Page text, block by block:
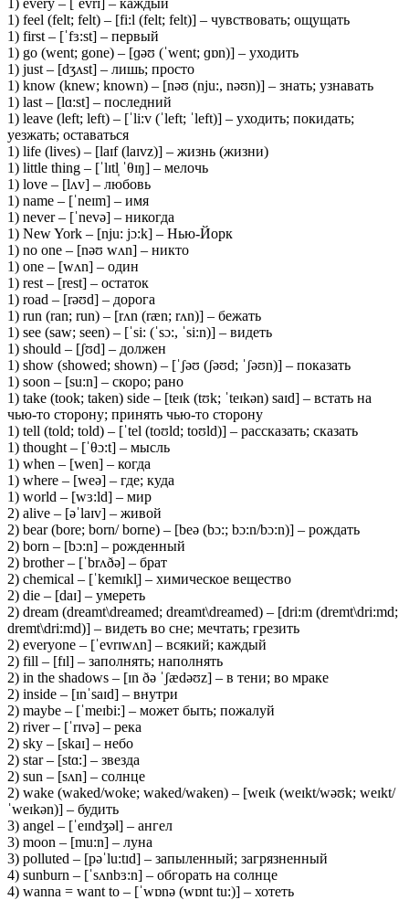
1) feel (felt; felt) – [fi:l (felt; felt)] – чувствовать; ощущать
1) first – [ˈfɜ:st] – первый
1) go (went; gone) – [ɡəʊ (ˈwent; ɡɒn)] – уходить
1) just – [dʒʌst] – лишь; просто
1) know (knew; known) – [nəʊ (nju:, nəʊn)] – знать; узнавать
1) last – [lɑ:st] – последний
1) leave (left; left) – [ˈli:v (ˈleft; ˈleft)] – уходить; покидать;
уезжать; оставаться
1) life (lives) – [laɪf (laɪvz)] – жизнь (жизни)
1) little thing – [ˈlɪtl̩ ˈθɪŋ] – мелочь
1) love – [lʌv] – любовь
1) name – [ˈneɪm] – имя
1) never – [ˈnevə] – никогда
1) New York – [nju: jɔ:k] – Нью-Йорк
1) no one – [nəʊ wʌn] – никто
1) one – [wʌn] – один
1) rest – [rest] – остаток
1) road – [rəʊd] – дорога
1) run (ran; run) – [rʌn (ræn; rʌn)] – бежать
1) see (saw; seen) – [ˈsi: (ˈsɔ:, ˈsi:n)] – видеть
1) should – [ʃʊd] – должен
1) show (showed; shown) – [ˈʃəʊ (ʃəʊd; ˈʃəʊn)] – показать
1) soon – [su:n] – скоро; рано
1) take (took; taken) side – [teɪk (tʊk; ˈteɪkən) saɪd] – встать на
чью-то сторону; принять чью-то сторону
1) tell (told; told) – [ˈtel (toʊld; toʊld)] – рассказать; сказать
1) thought – [ˈθɔ:t] – мысль
1) when – [wen] – когда
1) where – [weə] – где; куда
1) world – [wɜ:ld] – мир
2) alive – [əˈlaɪv] – живой
2) bear (bore; born/ borne) – [beə (bɔ:; bɔ:n/bɔ:n)] – рождать
2) born – [bɔ:n] – рожденный
2) brother – [ˈbrʌðə] – брат
2) chemical – [ˈkemɪkl̩] – химическое вещество
2) die – [daɪ] – умереть
2) dream (dreamt\dreamed; dreamt\dreamed) – [dri:m (dremt\dri:md;
dremt\dri:md)] – видеть во сне; мечтать; грезить
2) everyone – [ˈevrɪwʌn] – всякий; каждый
2) fill – [fɪl] – заполнять; наполнять
2) in the shadows – [ɪn ðə ˈʃædəʊz] – в тени; во мраке
2) inside – [ɪnˈsaɪd] – внутри
2) maybe – [ˈmeɪbi:] – может быть; пожалуй
2) river – [ˈrɪvə] – река
2) sky – [skaɪ] – небо
2) star – [stɑ:] – звезда
2) sun – [sʌn] – солнце
2) wake (waked/woke; waked/waken) – [weɪk (weɪkt/wəʊk; weɪkt/
ˈweɪkən)] – будить
3) angel – [ˈeɪndʒəl] – ангел
3) moon – [mu:n] – луна
3) polluted – [pəˈlu:tɪd] – запыленный; загрязненный
4) sunburn – [ˈsʌnbɜ:n] – обгорать на солнце
4) wanna = want to – [ˈwɒnə (wɒnt tu:)] – хотеть